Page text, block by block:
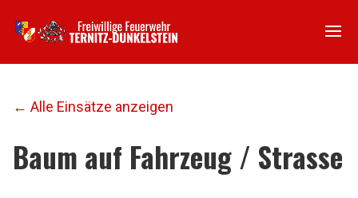
← Alle Einsätze anzeigen
Baum auf Fahrzeug / Strasse